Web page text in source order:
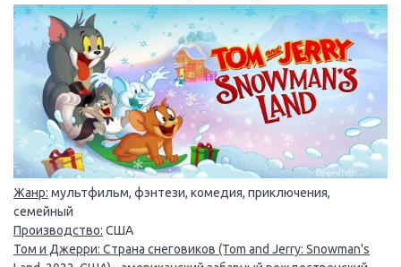
Жанр: мультфильм, фэнтези, комедия, приключения,
семейный
Производство: США
Том и Джерри: Страна снеговиков (Tom and Jerry: Snowman's